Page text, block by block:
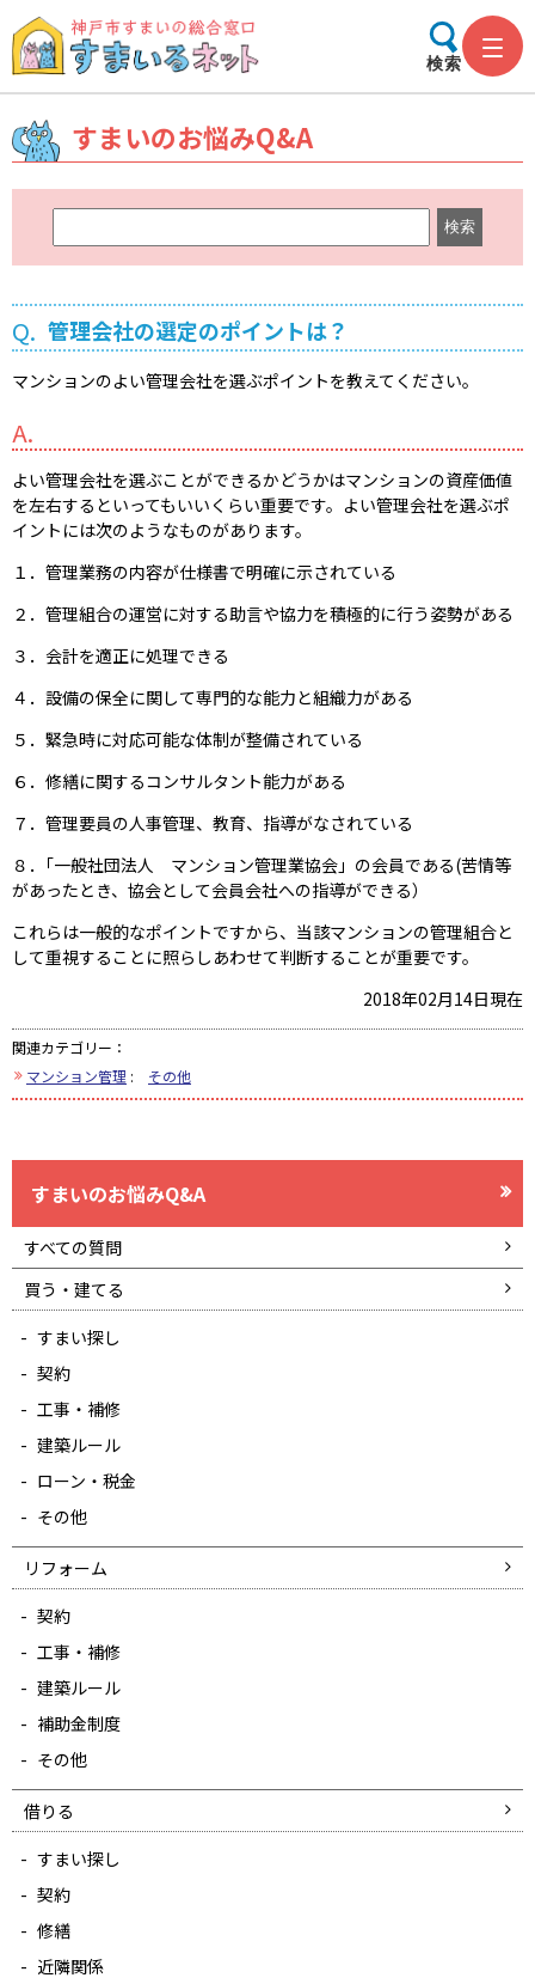
検索
すまいのお悩みQ&A
ー
ド
索
Q. 管理会社の選定のポイントは？
マンションのよい管理会社を選ぶポイントを教えてください。
A.
よい管理会社を選ぶことができるかどうかはマンションの資産価値
を左右するといってもいいくらい重要です。よい管理会社を選ぶポ
イントには次のようなものがあります。
１．管理業務の内容が仕様書で明確に示されている
２．管理組合の運営に対する助言や協力を積極的に行う姿勢がある
３．会計を適正に処理できる
４．設備の保全に関して専門的な能力と組織力がある
５．緊急時に対応可能な体制が整備されている
６．修繕に関するコンサルタント能力がある
７．管理要員の人事管理、教育、指導がなされている
８．｢一般社団法人 マンション管理業協会」の会員である(苦情等
があったとき、協会として会員会社への指導ができる）
これらは一般的なポイントですから、当該マンションの管理組合と
して重視することに照らしあわせて判断することが重要です。
2018年02月14日現在
関連カテゴリー：
マンション管理 : その他
すまいのお悩みQ&A
すべての質問
買う・建てる
すまい探し
契約
工事・補修
建築ルール
ローン・税金
その他
リフォーム
契約
工事・補修
建築ルール
補助金制度
その他
借りる
すまい探し
契約
修繕
近隣関係